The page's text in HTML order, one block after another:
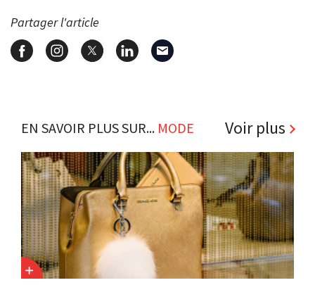
Partager l'article
EN SAVOIR PLUS SUR... MODE Voir plus